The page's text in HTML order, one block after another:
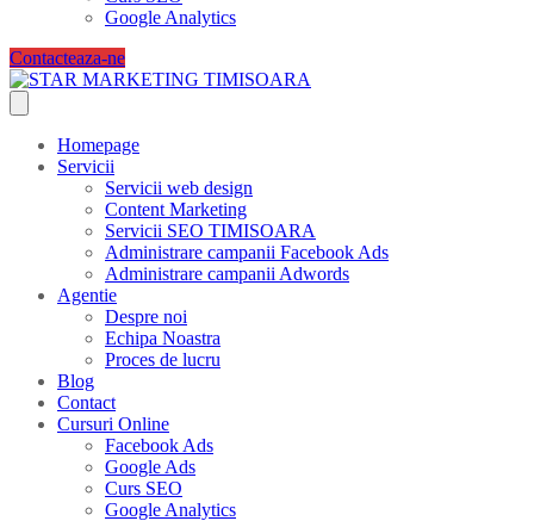
Google Analytics
Contacteaza-ne
Homepage
Servicii
Servicii web design
Content Marketing
Servicii SEO TIMISOARA
Administrare campanii Facebook Ads
Administrare campanii Adwords
Agentie
Despre noi
Echipa Noastra
Proces de lucru
Blog
Contact
Cursuri Online
Facebook Ads
Google Ads
Curs SEO
Google Analytics